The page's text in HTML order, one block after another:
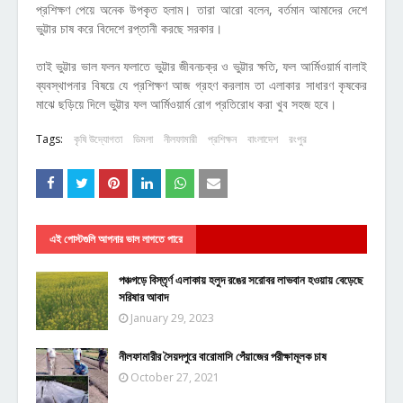
প্রশিক্ষণ পেয়ে অনেক উপকৃত হলাম। তারা আরো বলেন, বর্তমান আমাদের দেশে
ভুট্টার চাষ করে বিদেশে রপ্তানী করছে সরকার।
তাই ভুট্টার ভাল ফলন ফলাতে ভুট্টার জীবনচক্র ও ভুট্টার ক্ষতি, ফল আর্মিওয়ার্ম বালাই
ব্যবস্থাপনার বিষয়ে যে প্রশিক্ষণ আজ গ্রহণ করলাম তা এলাকার সাধারণ কৃষকের
মাঝে ছড়িয়ে দিলে ভুট্টার ফল আর্মিওয়ার্ম রোগ প্রতিরোধ করা খুব সহজ হবে।
Tags: কৃষি উদ্যোগতা ডিমলা নীলফামারী প্রশিক্ষন বাংলাদেশ রংপুর
এই পোস্টগুলি আপনার ভাল লাগতে পারে
পঞ্চগড়ে বিস্তৃর্ণ এলাকায় হলুদ রঙের সরোবর লাভবান হওয়ায় বেড়েছে
সরিষার আবাদ
January 29, 2023
নীলফামারীর সৈয়দপুরে বারোমাসি পেঁয়াজের পরীক্ষামূলক চাষ
October 27, 2021